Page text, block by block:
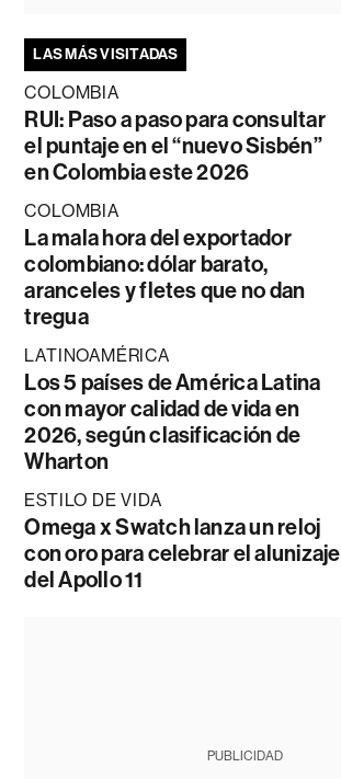
LAS MÁS VISITADAS
COLOMBIA
RUI: Paso a paso para consultar
el puntaje en el “nuevo Sisbén”
en Colombia este 2026
COLOMBIA
La mala hora del exportador
colombiano: dólar barato,
aranceles y fletes que no dan
tregua
LATINOAMÉRICA
Los 5 países de América Latina
con mayor calidad de vida en
2026, según clasificación de
Wharton
ESTILO DE VIDA
Omega x Swatch lanza un reloj
con oro para celebrar el alunizaje
del Apollo 11
PUBLICIDAD